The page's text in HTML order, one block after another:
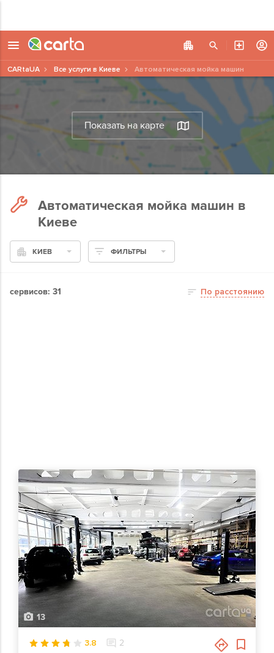
Показать на карте
CARtaUA Все услуги в Киеве Автоматическая мойка машин
Автоматическая мойка машин в
Киеве
КИЕВ ФИЛЬТРЫ
сервисов: 31 По расстоянию
13
3.8 2